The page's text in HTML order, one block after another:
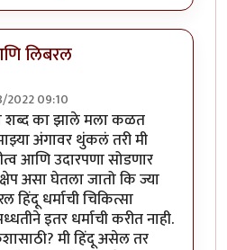
लिबरल
2022 09:10
विरोधात वैयक्तिक पण नाही
शब्द का झाले मला कळत
अंगावर थुंकलं तरी मी
आणि उदारपणा सोडणार
असा घेतला जातो कि ज्या
हिंदू धर्माची चिकित्सा
इतर धर्माची करीत नाही.
मी हिंदू असेल तर